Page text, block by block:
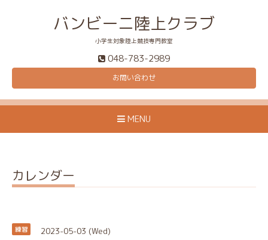
バンビーニ陸上クラブ
小学生対象陸上競技専門教室
048-783-2989
お問い合わせ
MENU
カレンダー
練習 2023-05-03 (Wed)